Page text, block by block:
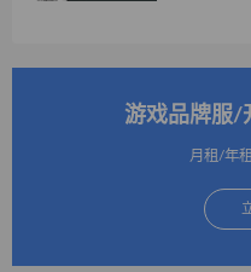
游戏品牌服/
月租/年